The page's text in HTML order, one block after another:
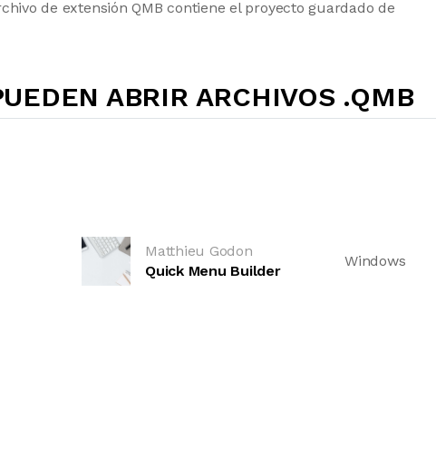
de extensión QMB contiene el proyecto guardado de
ABRIR ARCHIVOS .QMB
Matthieu Godon
Quick Menu Builder
Windows